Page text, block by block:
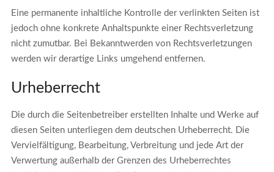
Eine permanente inhaltliche Kontrolle der verlinkten Seiten ist
jedoch ohne konkrete Anhaltspunkte einer Rechtsverletzung
nicht zumutbar. Bei Bekanntwerden von Rechtsverletzungen
werden wir derartige Links umgehend entfernen.
Urheberrecht
Die durch die Seitenbetreiber erstellten Inhalte und Werke auf
diesen Seiten unterliegen dem deutschen Urheberrecht. Die
Vervielfältigung, Bearbeitung, Verbreitung und jede Art der
Verwertung außerhalb der Grenzen des Urheberrechtes